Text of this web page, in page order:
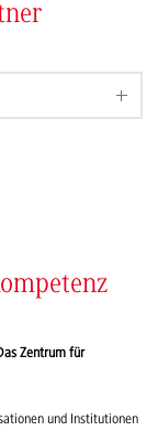
Zentrum für
und Institutionen